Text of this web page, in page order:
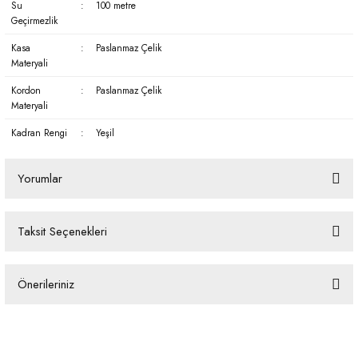
Su
Geçirmezlik
: 100 metre
Kasa
Materyali
: Paslanmaz Çelik
Kordon
Materyali
: Paslanmaz Çelik
Kadran Rengi : Yeşil
Yorumlar
Taksit Seçenekleri
Önerileriniz